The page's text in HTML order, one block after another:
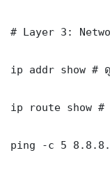
# Layer 3:
ip addr show #
ip route show
ping -c 5